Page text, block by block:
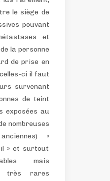
le siège de
pouvant
et
la personne
de prise en
ci il faut
survenant
de teint
exposées au
nombreuses
«
» et surtout
mais
très rares